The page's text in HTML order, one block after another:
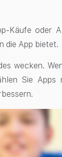
Käufe oder
die App bietet.
wecken.
Sie Apps